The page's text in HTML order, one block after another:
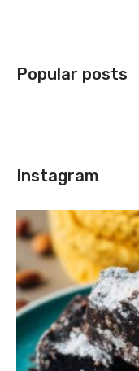
Popular posts
Instagram